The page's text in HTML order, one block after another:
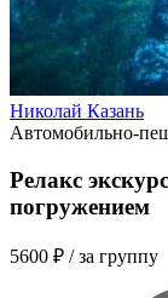
Николай Казань
Автомобильно-
Релакс
погружением
5600 ₽ / за группу